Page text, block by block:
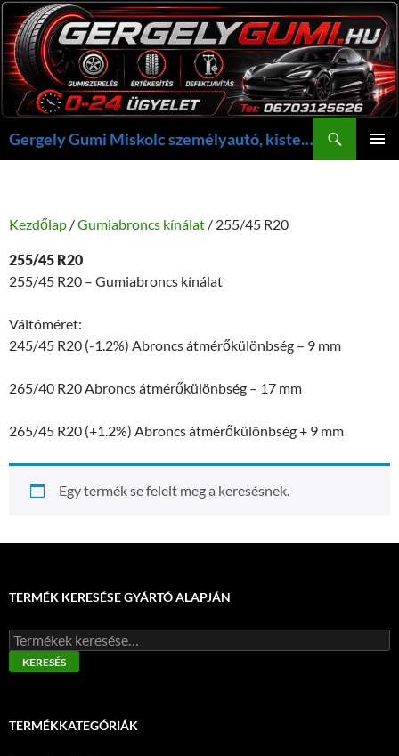
Kilépés
a
tartalomba
Gergely Gumi Miskolc személyautó, kisteherautó gumi szerelés javítás +36703125626 NON-STOP ügyelet, gergelygumi@gergelygumi.hu
Kezdőlap /Gumiabroncs kínálat / 255/45 R20
255/45 R20
255/45 R20 – Gumiabroncs kínálat
Váltóméret:
245/45 R20 (-1.2%) Abroncs átmérőkülönbség – 9 mm
265/40 R20 Abroncs átmérőkülönbség – 17 mm
265/45 R20 (+1.2%) Abroncs átmérőkülönbség + 9 mm
Egy termék se felelt meg a keresésnek.
TERMÉK KERESÉSE GYÁRTÓ ALAPJÁN
Keresés
a
következőre:
KERESÉS
TERMÉKKATEGÓRIÁK